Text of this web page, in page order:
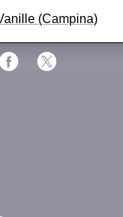
(Campina)